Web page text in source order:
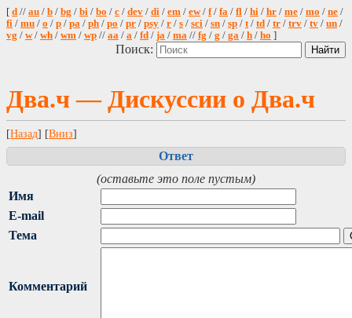
[ d // au / b / bg / bi / bo / c / dev / di / em / ew/ f/ fa / fl / hi / hr / me / mo / ne /
fi / mu / o / p / pa / ph / po / pr / psy / r / s / sci / sn / sp / t/ td / tr / trv / tv / un /
vg / w/ wh / wm / wp // aa / a / fd / ja / ma // fg / g / ga / h / ho ]
Поиск:
Два.ч — Дискуссии о Два.ч
[Назад] [Вниз]
Ответ
(оставьте это поле пустым)
Имя
E-mail
Тема
Комментарий